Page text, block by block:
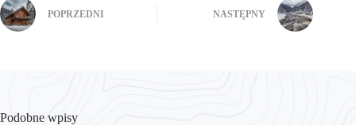
POPRZEDNI NASTĘPNY
Podobne wpisy